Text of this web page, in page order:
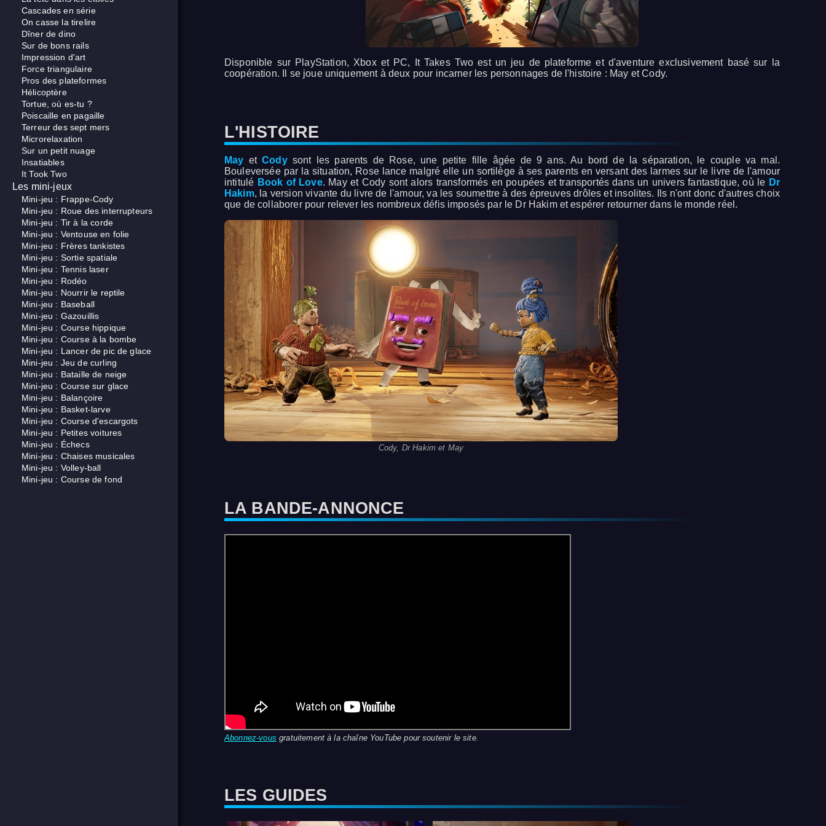
Cascades en série
On casse la tirelire
Dîner de dino
Sur de bons rails
Impression d'art
Force triangulaire
Pros des plateformes
Hélicoptère
Tortue, où es-tu ?
Poiscaille en pagaille
Terreur des sept mers
Microrelaxation
Sur un petit nuage
Insatiables
It Took Two
Les mini-jeux
Mini-jeu : Frappe-Cody
Mini-jeu : Roue des interrupteurs
Mini-jeu : Tir à la corde
Mini-jeu : Ventouse en folie
Mini-jeu : Frères tankistes
Mini-jeu : Sortie spatiale
Mini-jeu : Tennis laser
Mini-jeu : Rodéo
Mini-jeu : Nourrir le reptile
Mini-jeu : Baseball
Mini-jeu : Gazouillis
Mini-jeu : Course hippique
Mini-jeu : Course à la bombe
Mini-jeu : Lancer de pic de glace
Mini-jeu : Jeu de curling
Mini-jeu : Bataille de neige
Mini-jeu : Course sur glace
Mini-jeu : Balançoire
Mini-jeu : Basket-larve
Mini-jeu : Course d'escargots
Mini-jeu : Petites voitures
Mini-jeu : Échecs
Mini-jeu : Chaises musicales
Mini-jeu : Volley-ball
Mini-jeu : Course de fond
Disponible sur PlayStation, Xbox et PC, It Takes Two est un jeu de plateforme et d'aventure exclusivement basé sur la
coopération. Il se joue uniquement à deux pour incarner les personnages de l'histoire : May et Cody.
L'HISTOIRE
May etCodysont les parents de Rose, une petite fille âgée de 9 ans. Au bord de la séparation, le couple va mal.
Bouleversée par la situation, Rose lance malgré elle un sortilège à ses parents en versant des larmes sur le livre de l'amour
intitulé Book of Love. May et Cody sont alors transformés en poupées et transportés dans un univers fantastique, où le Dr
Hakim, la version vivante du livre de l'amour, va les soumettre à des épreuves drôles et insolites. Ils n'ont donc d'autres choix
que de collaborer pour relever les nombreux défis imposés par le Dr Hakim et espérer retourner dans le monde réel.
Cody, Dr Hakim et May
LA BANDE-ANNONCE
Abonnez-vous gratuitement à la chaîne YouTube pour soutenir le site.
LES GUIDES